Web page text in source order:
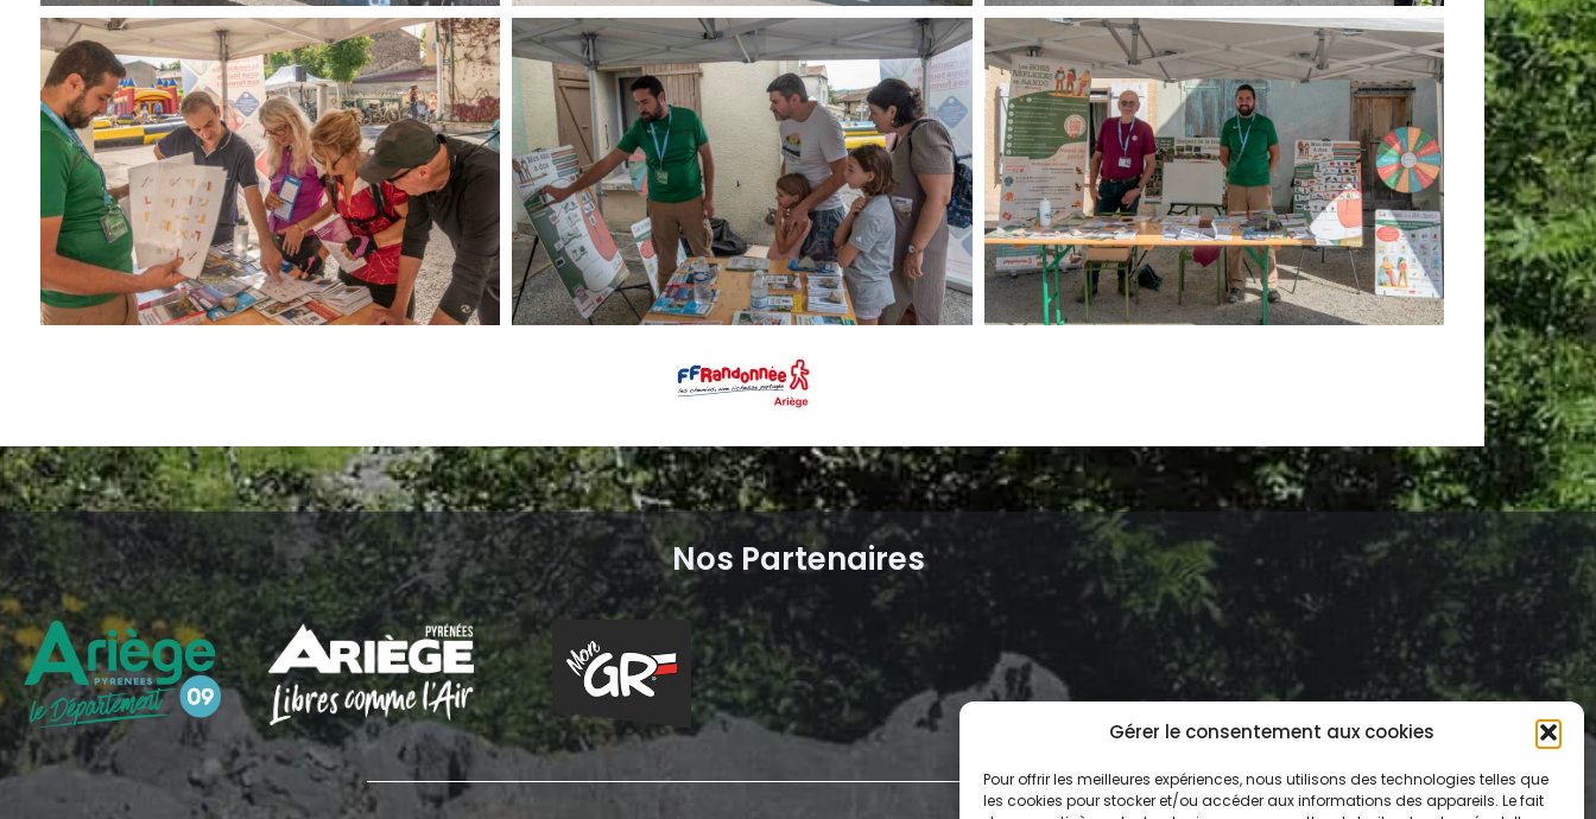
Gérer le consentement aux cookies
Pour offrir les meilleures expériences, nous utilisons des technologies telles que
les cookies pour stocker et/ou accéder aux informations des appareils. Le fait
Nos Partenaires